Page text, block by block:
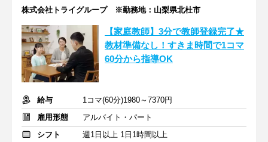
株式会社トライグループ ※勤務地：山梨県北杜市
【家庭教師】3分で教師登録完了★
教材準備なし！すきま時間で1コマ
60分から指導OK
給与
1コマ(60分)1980～7370円
雇用形態
アルバイト・パート
シフト
週1日以上 1日1時間以上